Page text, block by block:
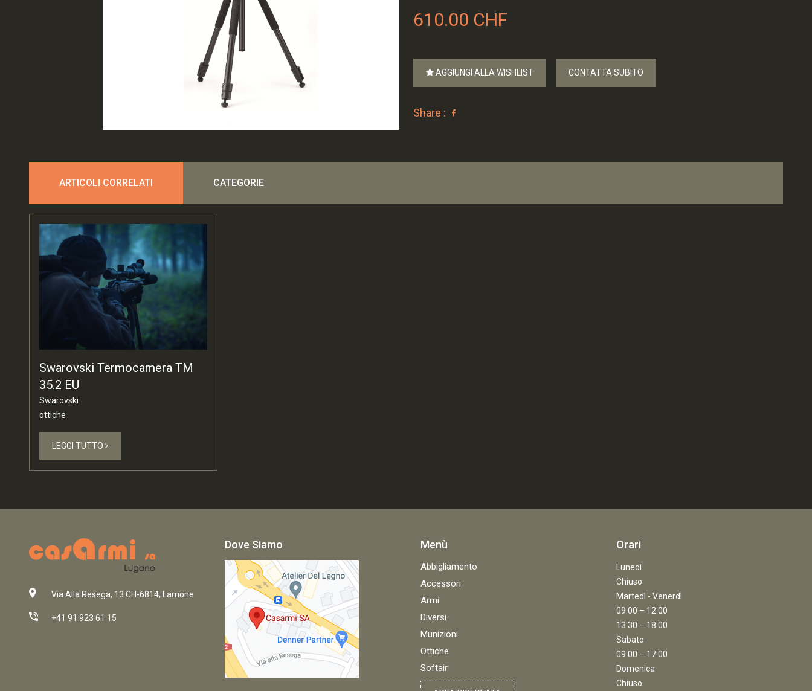
610.00 CHF
AGGIUNGI ALLA WISHLIST CONTATTA SUBITO
Share :
ARTICOLI CORRELATI CATEGORIE
Swarovski Termocamera TM
35.2 EU
Swarovski
ottiche
LEGGI TUTTO
Via Alla Resega, 13 CH-6814, Lamone
+41 91 923 61 15
Dove Siamo Menù
Abbigliamento
Accessori
Armi
Diversi
Munizioni
Ottiche
Softair
Orari
Lunedì
Chiuso
Martedì - Venerdì
09:00 – 12:00
13:30 – 18:00
Sabato
09:00 – 17:00
Domenica
Chiuso